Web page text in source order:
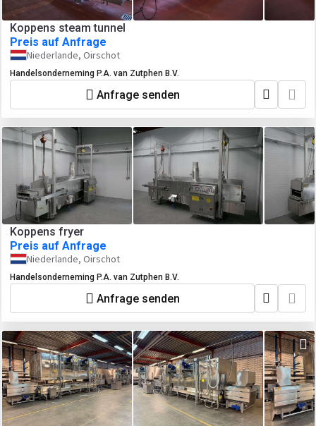
Koppens steam tunnel
Preis auf Anfrage
Niederlande, Oirschot
Handelsonderneming P.A. van Zutphen B.V.
Anfrage senden
Koppens fryer
Preis auf Anfrage
Niederlande, Oirschot
Handelsonderneming P.A. van Zutphen B.V.
Anfrage senden